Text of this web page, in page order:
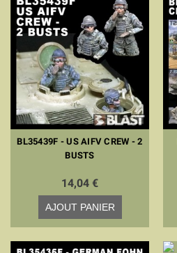
BL35439F - US AIFV CREW - 2
BUSTS
14,04 €
AJOUT PANIER